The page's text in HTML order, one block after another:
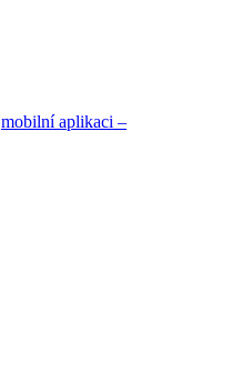
mobilní aplikaci –